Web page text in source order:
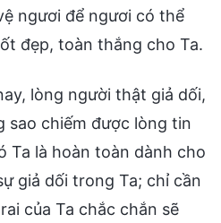
ngươi để ngươi có thể
đẹp, toàn thắng cho Ta.
lòng người thật giả dối,
sao chiếm được lòng tin
Ta là hoàn toàn dành cho
giả dối trong Ta; chỉ cần
của Ta chắc chắn sẽ